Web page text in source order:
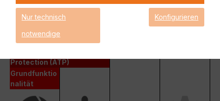
Enterprise Protection
Unified Threat Protection (UTP)
Protection (ATP)
Grundfunktio
nalität
Nur technisch
notwendige
Konfigurieren